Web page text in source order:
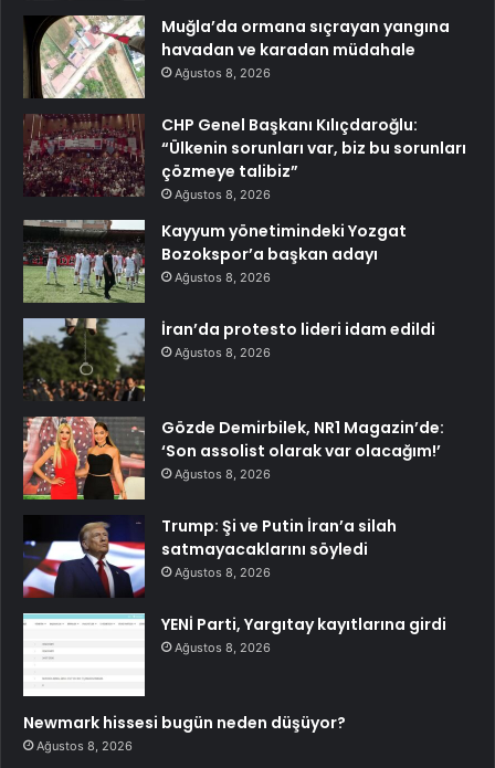
Muğla’da ormana sıçrayan yangına
havadan ve karadan müdahale
Ağustos 8, 2026
CHP Genel Başkanı Kılıçdaroğlu:
“Ülkenin sorunları var, biz bu sorunları
çözmeye talibiz”
Ağustos 8, 2026
Kayyum yönetimindeki Yozgat
Bozokspor’a başkan adayı
Ağustos 8, 2026
İran’da protesto lideri idam edildi
Ağustos 8, 2026
Gözde Demirbilek, NR1 Magazin’de:
‘Son assolist olarak var olacağım!’
Ağustos 8, 2026
Trump: Şi ve Putin İran’a silah
satmayacaklarını söyledi
Ağustos 8, 2026
YENİ Parti, Yargıtay kayıtlarına girdi
Ağustos 8, 2026
Newmark hissesi bugün neden düşüyor?
Ağustos 8, 2026